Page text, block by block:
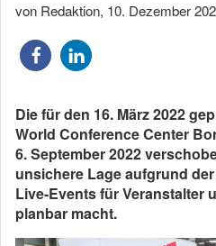
von Redaktion, 10. Dezember
Die für den 16. März 2022
World Conference Center
6. September 2022
unsichere Lage aufgrund
Live-Events für Veranstalter
planbar macht.